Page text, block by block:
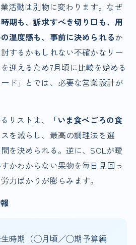
活動は別物に変わります。なぜ
期も、訴求すべき切り口も、用
温度感も、事前に決められるか
するかもしれない不確かなリー
迎えるため7月頃に比較を始める
ド」とでは、必要な営業設計が
リストは、
「いま食べごろの食
を減らし、最高の調理法を選
を決められる。逆に、SOLが曖
かわからない果物を毎日見回っ
力ばかりが膨らみます。
生時期（◯月頃／◯期予算編